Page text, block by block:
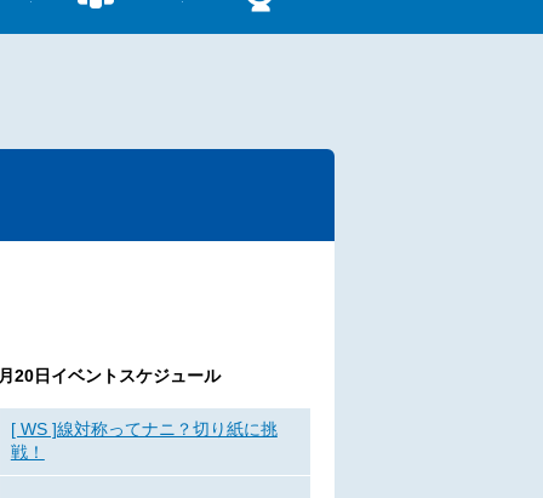
20日 イベントスケジュール
[ WS ]線対称ってナニ？切り紙に挑
戦！